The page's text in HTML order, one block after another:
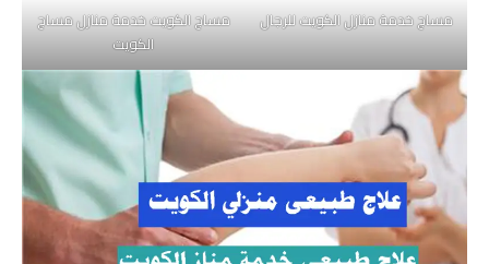
مساج خدمة منازل الكويت للرجال
مساج الكويت خدمة منازل مساج
الكويت